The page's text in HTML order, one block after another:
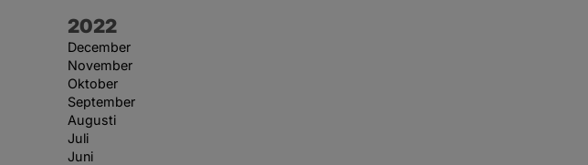
År:
2022
December
November
Oktober
September
Augusti
Juli
Juni